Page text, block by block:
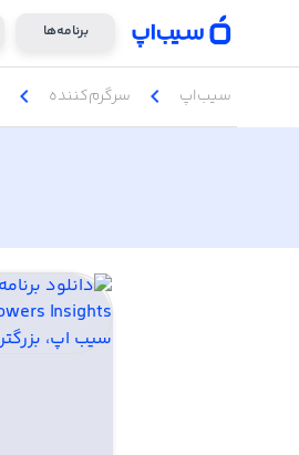
برنامه‌ها
سیب‌اپ chevron_left سرگرم‌کننده chevron_left